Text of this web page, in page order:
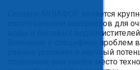
Сегодня АКВАФОР является
изготовителем материалов для
воды и бытовых
Внимание к специфике проблем
разных условиях и научный
позволили нам занять место